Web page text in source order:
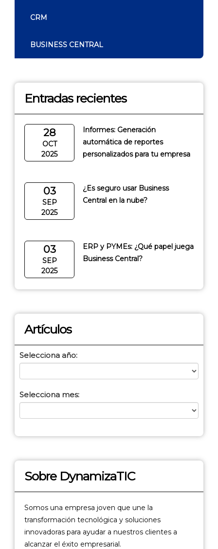
CRM
BUSINESS CENTRAL
Entradas recientes
28
OCT
2025
Informes: Generación
automática de reportes
personalizados para tu empresa
03
SEP
2025
¿Es seguro usar Business
Central en la nube?
03
SEP
2025
ERP y PYMEs: ¿Qué papel juega
Business Central?
Artículos
Selecciona año:
Selecciona mes:
Sobre DynamizaTIC
Somos una empresa joven que une la
transformación tecnológica y soluciones
innovadoras para ayudar a nuestros clientes a
alcanzar el éxito empresarial.